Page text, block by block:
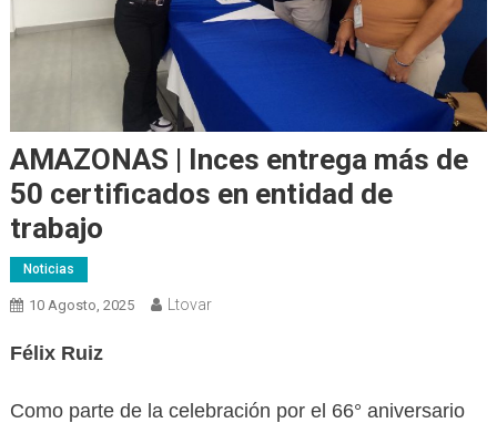
AMAZONAS | Inces entrega más de
50 certificados en entidad de
trabajo
Noticias
10 Agosto, 2025 Ltovar
Félix Ruiz
Como parte de la celebración por el 66° aniversario